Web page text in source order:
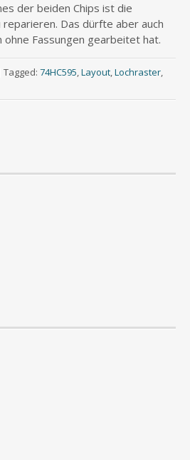
der beiden Chips ist die
Das dürfte aber auch
ohne Fassungen gearbeitet hat.
Tagged: 74HC595,Layout,Lochraster,